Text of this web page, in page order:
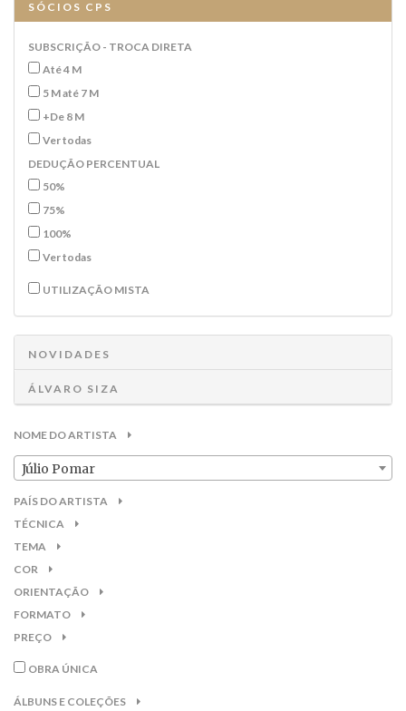
SÓCIOS CPS
SUBSCRIÇÃO - TROCA DIRETA
Até 4 M
5 M até 7 M
+De 8 M
Ver todas
DEDUÇÃO PERCENTUAL
50%
75%
100%
Ver todas
UTILIZAÇÃO MISTA
NOVIDADES
ÁLVARO SIZA
NOME DO ARTISTA
Júlio Pomar
PAÍS DO ARTISTA
TÉCNICA
TEMA
COR
ORIENTAÇÃO
FORMATO
PREÇO
OBRA ÚNICA
ÁLBUNS E COLEÇÕES